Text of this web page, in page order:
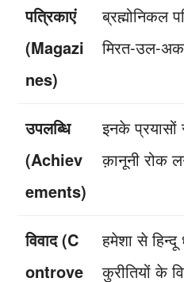
पत्रिकाएं
(Magazi
nes)
ब्रह्मोनिकल
मिरत-उल-
उपलब्धि
(Achiev
ements)
इनके
क़ानूनी रोक
विवाद (C
ontrove
हमेशा से
कुरीतियों के